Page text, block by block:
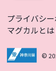
プライバシ
マグカルとは
©